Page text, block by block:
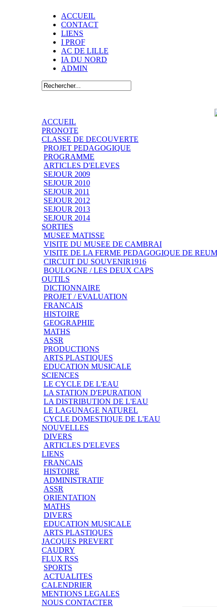
ACCUEIL
CONTACT
LIENS
I PROF
AC DE LILLE
IA DU NORD
ADMIN
ACCUEIL
PRONOTE
CLASSE DE DECOUVERTE
PROJET PEDAGOGIQUE
PROGRAMME
ARTICLES D'ELEVES
SEJOUR 2009
SEJOUR 2010
SEJOUR 2011
SEJOUR 2012
SEJOUR 2013
SEJOUR 2014
SORTIES
MUSEE MATISSE
VISITE DU MUSEE DE CAMBRAI
VISITE DE LA FERME PEDAGOGIQUE DE
CIRCUIT DU SOUVENIR1916
BOULOGNE / LES DEUX CAPS
OUTILS
DICTIONNAIRE
PROJET / EVALUATION
FRANCAIS
HISTOIRE
GEOGRAPHIE
MATHS
ASSR
PRODUCTIONS
ARTS PLASTIQUES
EDUCATION MUSICALE
SCIENCES
LE CYCLE DE L'EAU
LA STATION D'EPURATION
LA DISTRIBUTION DE L'EAU
LE LAGUNAGE NATUREL
CYCLE DOMESTIQUE DE L'EAU
NOUVELLES
DIVERS
ARTICLES D'ELEVES
LIENS
FRANCAIS
HISTOIRE
ADMINISTRATIF
ASSR
ORIENTATION
MATHS
DIVERS
EDUCATION MUSICALE
ARTS PLASTIQUES
JACQUES PREVERT
CAUDRY
FLUX RSS
SPORTS
ACTUALITES
CALENDRIER
MENTIONS LEGALES
NOUS CONTACTER